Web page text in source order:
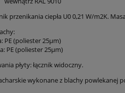
przenikania ciepła U0 0,21 W/m2K.
PE (poliester 25µm)
PE (poliester 25µm)
płyty: łącznik widoczny.
wykonane z blachy powlekanej